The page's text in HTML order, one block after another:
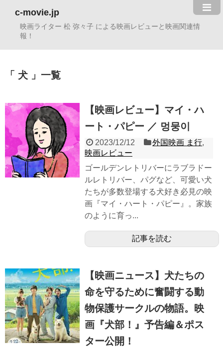
c-movie.jp
映画ライター 松 弥々子 による映画レビューと映画関連情
報！
犬 一覧
【映画レビュー】マイ・ハ
ート・パピー ／ 멍뭉이
2023/12/12 外国映画 ま行,
映画レビュー
ゴールデンレトリバーにラブラドー
ルレトリバー、パグなど、可愛い犬
たちが多数登場する犬好き必見の映
画『マイ・ハート・パピー』。家族
のように育っ...
記事を読む
【映画ニュース】犬たちの
命を守るために奮闘する動
物保護サークルの物語。映
画『犬部！』予告編＆ポス
ター公開！